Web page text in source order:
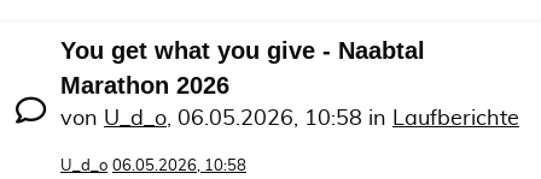
You get what you give - Naabtal
Marathon 2026
von U_d_o, 06.05.2026, 10:58 in Laufberichte
U_d_o 06.05.2026, 10:58